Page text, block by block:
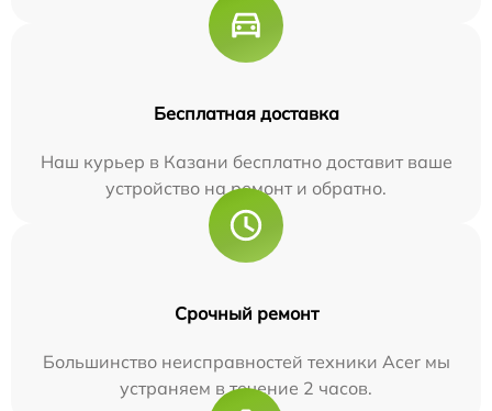
Бесплатная доставка
Наш курьер в Казани бесплатно доставит ваше
устройство на ремонт и обратно.
Срочный ремонт
Большинство неисправностей техники Acer мы
устраняем в течение 2 часов.